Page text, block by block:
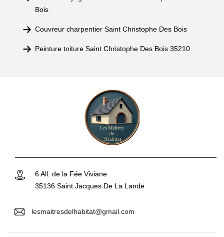
Bois
Couvreur charpentier Saint Christophe Des Bois
Peinture toiture Saint Christophe Des Bois 35210
6 All. de la Fée Viviane
35136 Saint Jacques De La Lande
lesmaitresdelhabitat@gmail.com